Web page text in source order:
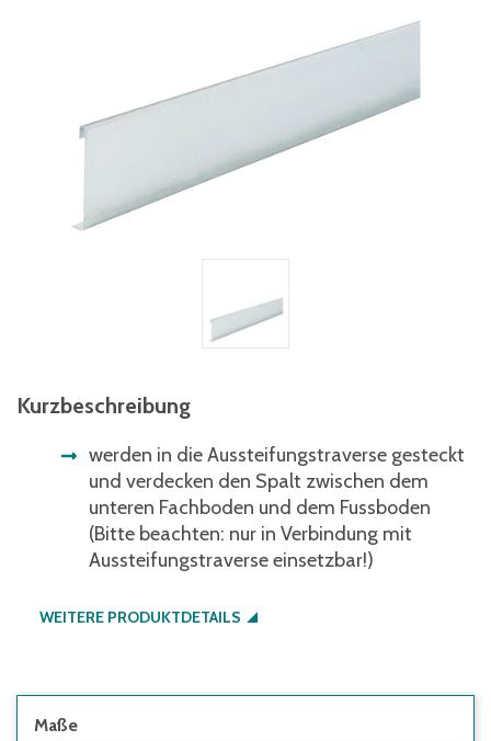
Kurzbeschreibung
werden in die Aussteifungstraverse gesteckt
und verdecken den Spalt zwischen dem
unteren Fachboden und dem Fussboden
(Bitte beachten: nur in Verbindung mit
Aussteifungstraverse einsetzbar!)
WEITERE PRODUKTDETAILS
Maße